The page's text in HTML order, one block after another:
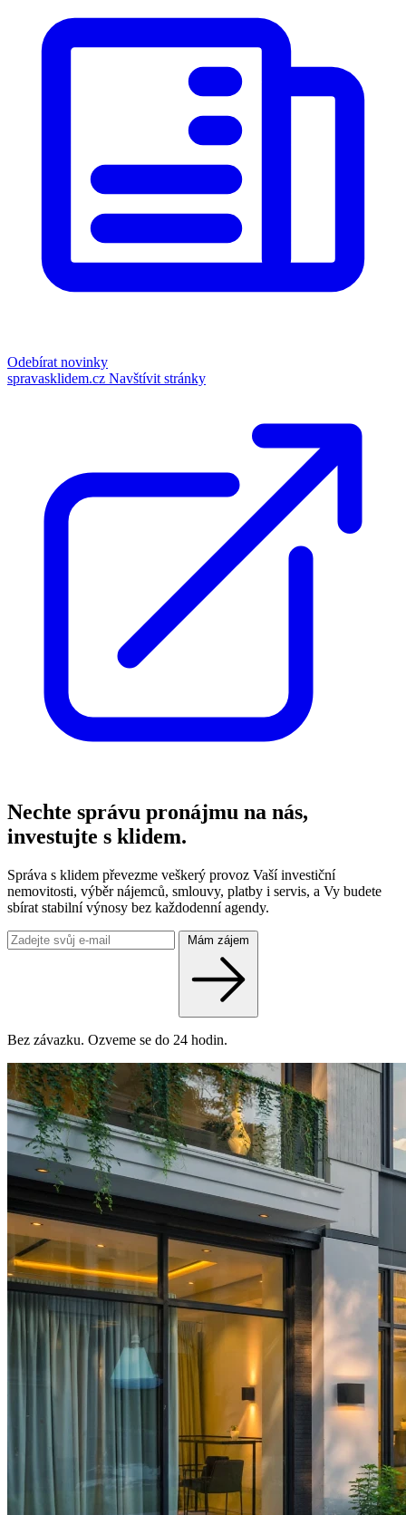
Odebírat novinky
spravasklidem.cz Navštívit stránky
Nechte správu pronájmu na nás,
investujte s klidem.
Správa s klidem převezme veškerý provoz Vaší investiční
nemovitosti, výběr nájemců, smlouvy, platby i servis, a Vy budete
sbírat stabilní výnosy bez každodenní agendy.
Mám zájem
Bez závazku. Ozveme se do 24 hodin.